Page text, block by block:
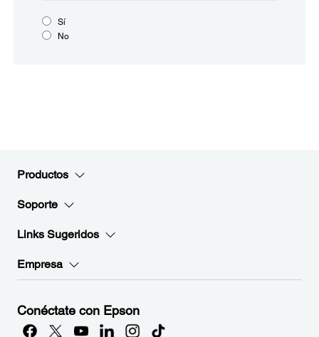
Sí
No
Productos
Soporte
Links Sugeridos
Empresa
Conéctate con Epson